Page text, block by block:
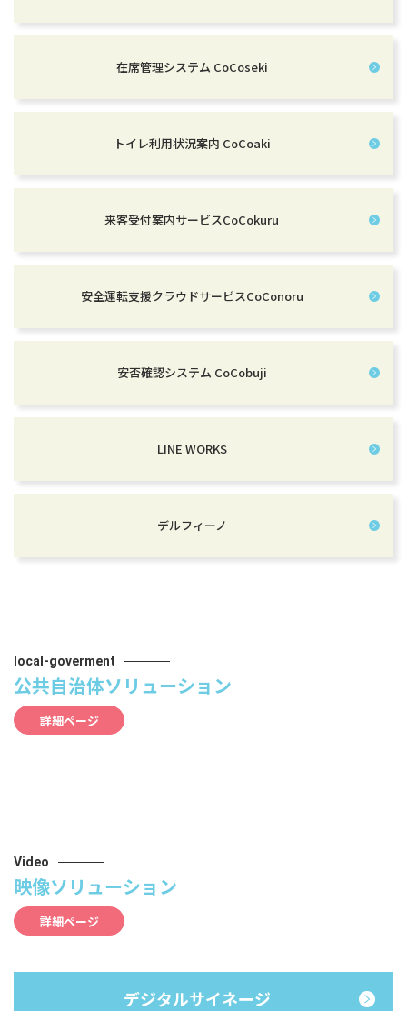
在席管理システム CoCoseki
トイレ利用状況案内 CoCoaki
来客受付案内サービスCoCokuru
安全運転支援クラウドサービスCoConoru
安否確認システム CoCobuji
LINE WORKS
デルフィーノ
local-goverment
公共自治体ソリューション
詳細ページ
Video
映像ソリューション
詳細ページ
デジタルサイネージ